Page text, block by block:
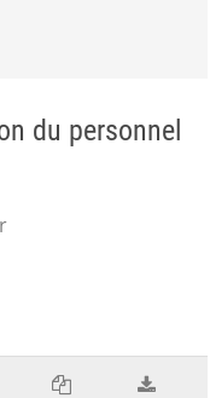
du personnel